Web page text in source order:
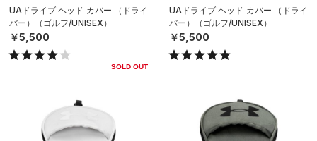
UAドライブ ヘッド カバー （ドライ
バー）（ゴルフ/UNISEX）
￥5,500
SOLD OUT
UAドライブ ヘッド カバー （ドライ
バー）（ゴルフ/UNISEX）
￥5,500